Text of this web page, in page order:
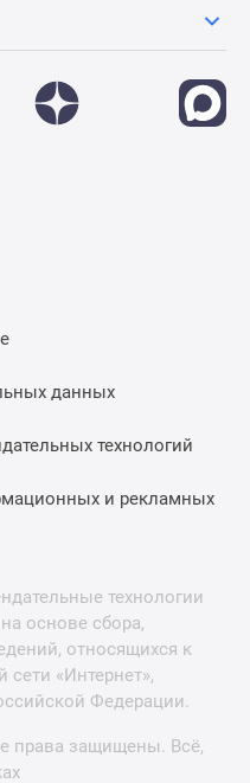
данных
технологий
и рекламных
технологии
основе сбора,
относящихся к
сети «Интернет»,
Федерации.
права защищены. Всё,